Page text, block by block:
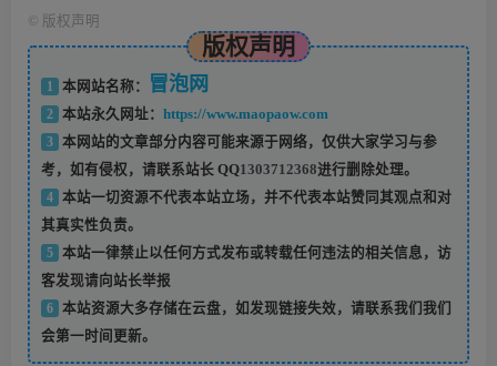
版权声明
版权声明
1 本网站名称： 冒泡网
2 本站永久网址： https://www.maopaow.com
3
本网站的文章部分内容可能来源于网络，仅供大家学习与参
考，如有侵权，请联系站长 QQ1303712368进行删除处理。
4
本站一切资源不代表本站立场，并不代表本站赞同其观点和对
其真实性负责。
5
本站一律禁止以任何方式发布或转载任何违法的相关信息，访
客发现请向站长举报
6
本站资源大多存储在云盘，如发现链接失效，请联系我们我们
会第一时间更新。